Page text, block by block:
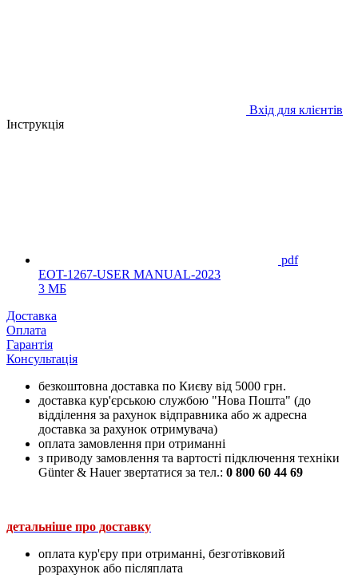
Вхід для клієнтів
Інструкція
pdf
EOT-1267-USER MANUAL-2023
3 МБ
Доставка
Оплата
Гарантія
Консультація
безкоштовна доставка по Києву від 5000 грн.
доставка кур'єрською службою "Нова Пошта" (до
відділення за рахунок відправника або ж адресна
доставка за рахунок отримувача)
оплата замовлення при отриманні
з приводу замовлення та вартості підключення техніки
Günter & Hauer звертатися за тел.: 0 800 60 44 69
детальніше про доставку
оплата кур'єру при отриманні, безготівковий
розрахунок або післяплата